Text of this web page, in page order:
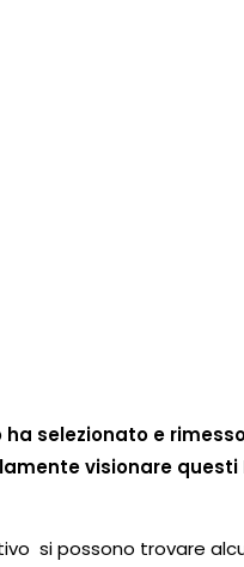
selezionato e
visionare
si possono trovare